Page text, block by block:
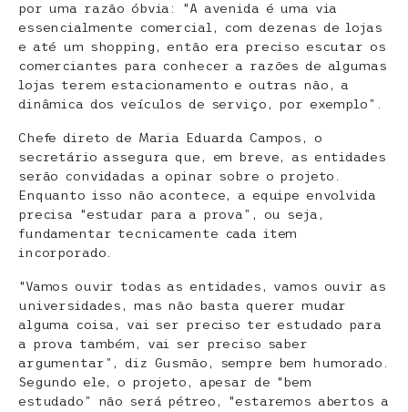
por uma razão óbvia: “A avenida é uma via
essencialmente comercial, com dezenas de lojas
e até um shopping, então era preciso escutar os
comerciantes para conhecer a razões de algumas
lojas terem estacionamento e outras não, a
dinâmica dos veículos de serviço, por exemplo”.
Chefe direto de Maria Eduarda Campos, o
secretário assegura que, em breve, as entidades
serão convidadas a opinar sobre o projeto.
Enquanto isso não acontece, a equipe envolvida
precisa “estudar para a prova”, ou seja,
fundamentar tecnicamente cada item
incorporado.
“Vamos ouvir todas as entidades, vamos ouvir as
universidades, mas não basta querer mudar
alguma coisa, vai ser preciso ter estudado para
a prova também, vai ser preciso saber
argumentar”, diz Gusmão, sempre bem humorado.
Segundo ele, o projeto, apesar de “bem
estudado” não será pétreo, “estaremos abertos a